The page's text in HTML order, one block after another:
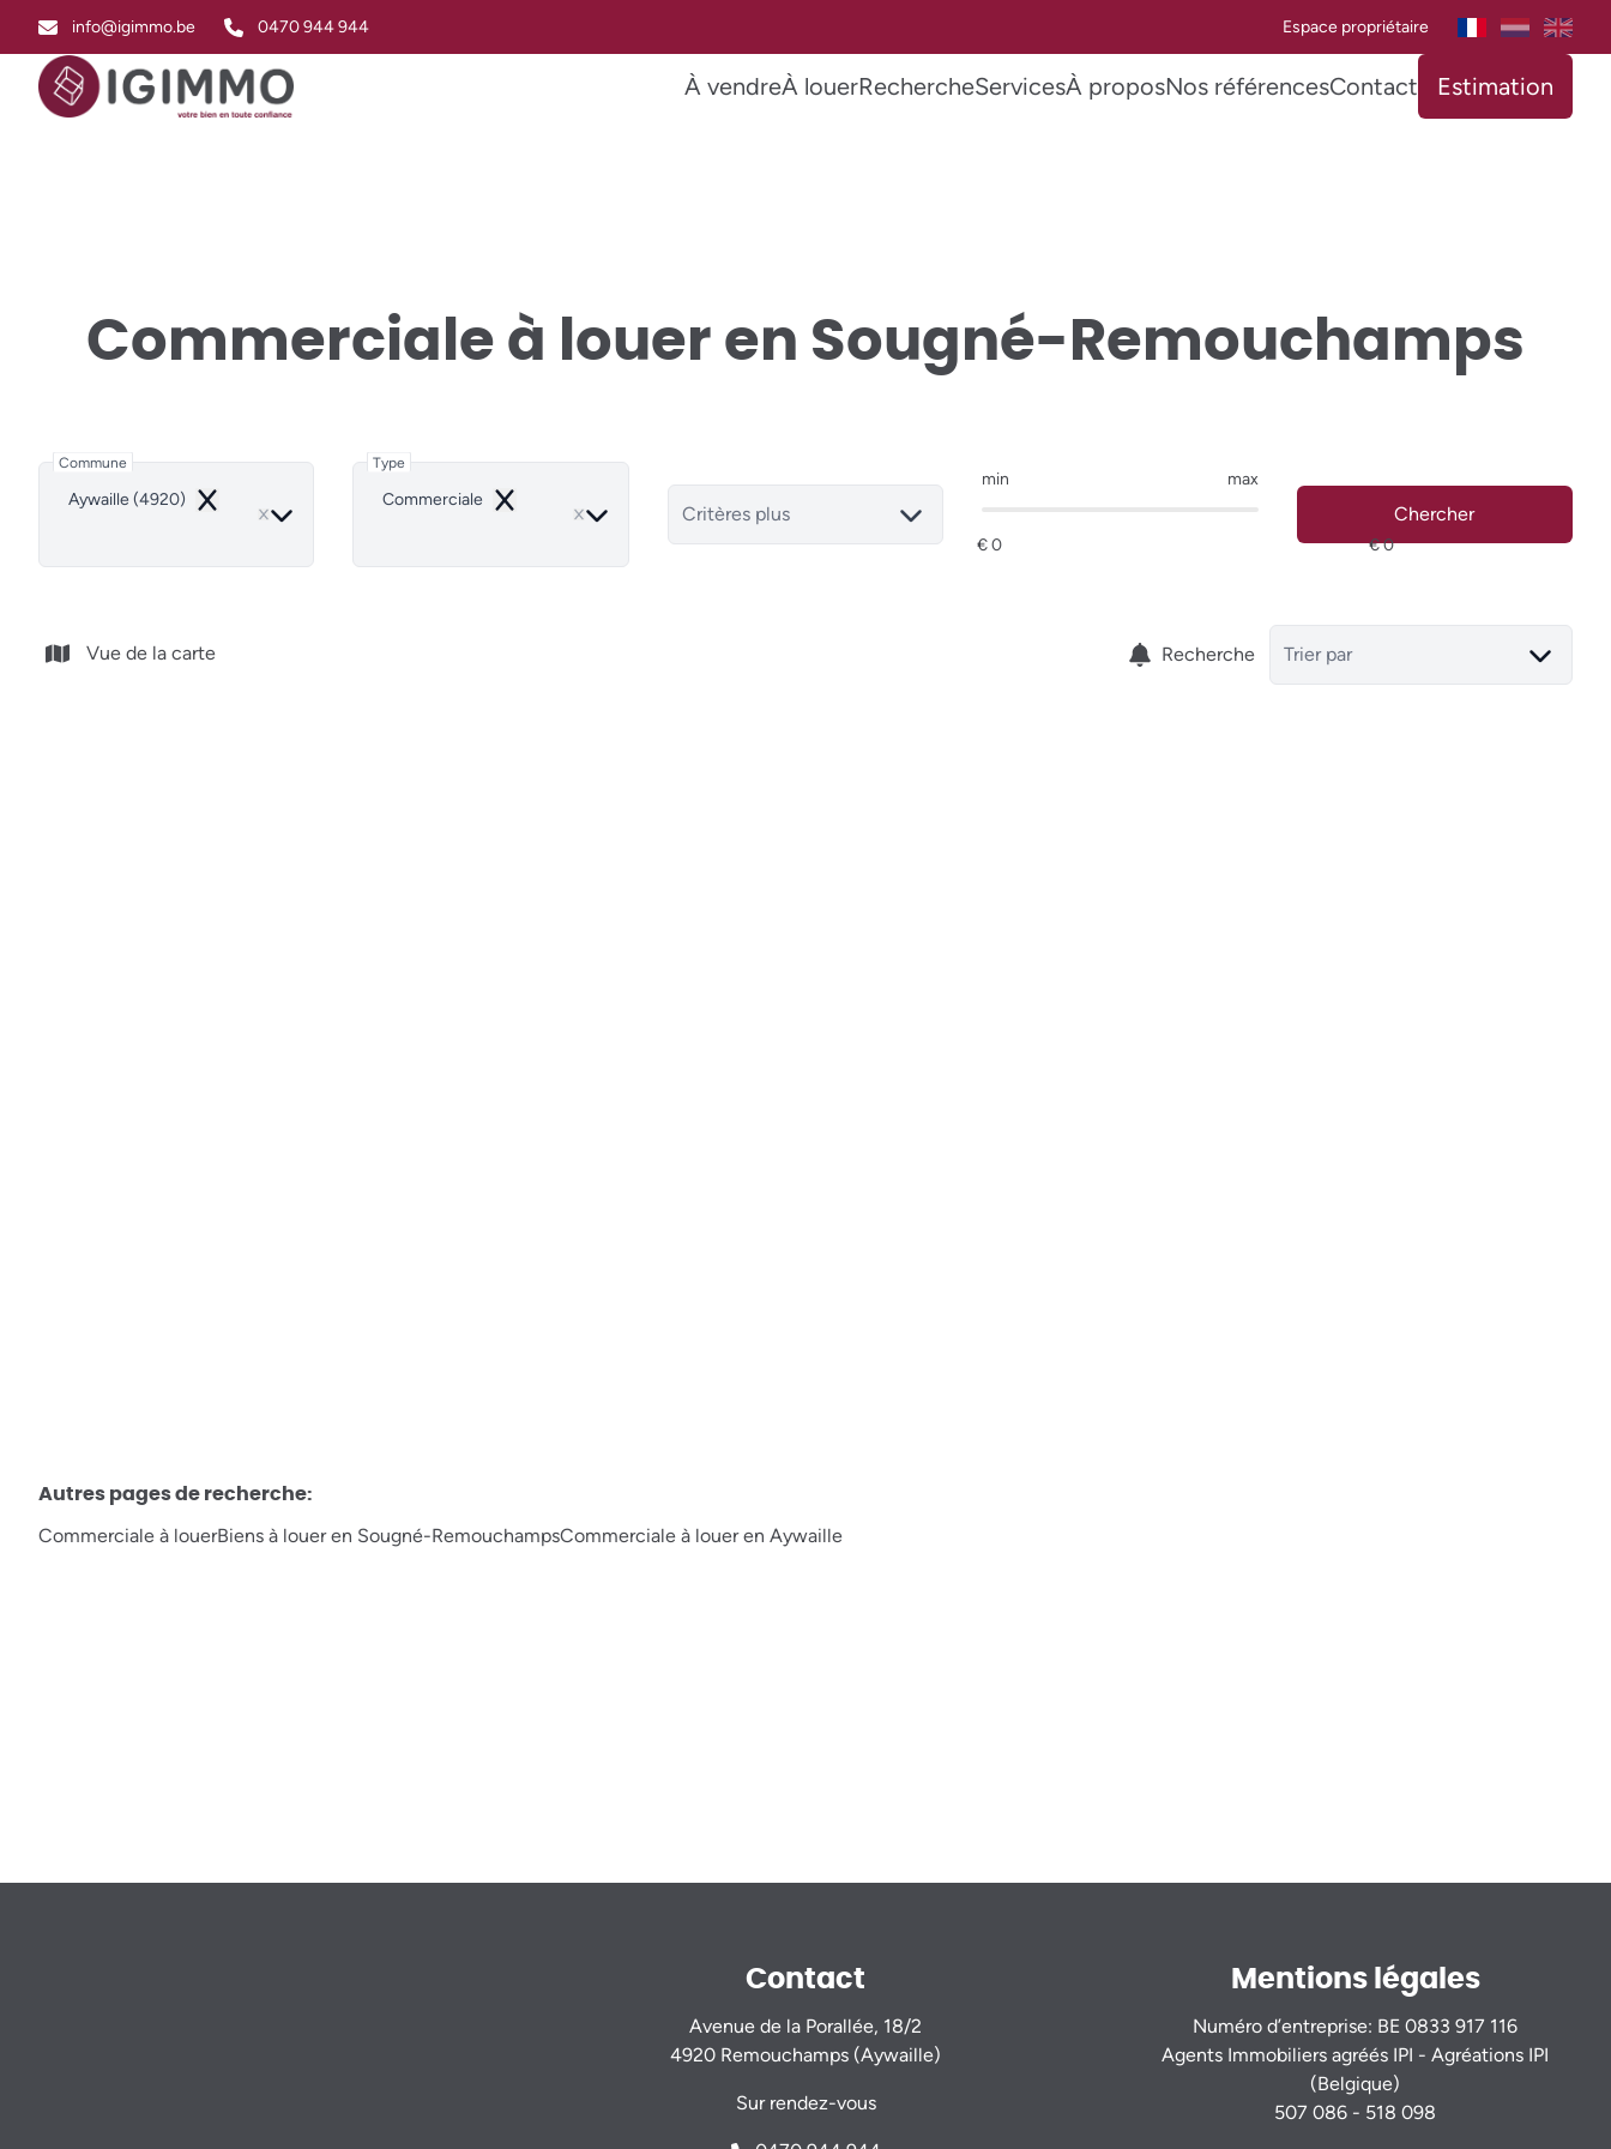
info@igimmo.be 0470 944 944 Espace propriétaire
À vendreÀ louerRechercheServicesÀ proposNos référencesContact Estimation
Commerciale à louer en Sougné-Remouchamps
Commune
Aywaille (4920)
Remove
Type
Commerciale
Remove Critères plus
min max
Chercher
Vue de la carte Recherche Trier par
Autres pages de recherche:
Commerciale à louerBiens à louer en Sougné-RemouchampsCommerciale à louer en Aywaille
Contact
Avenue de la Porallée, 18/2
4920 Remouchamps (Aywaille)
Sur rendez-vous
Mentions légales
Numéro d’entreprise: BE 0833 917 116
Agents Immobiliers agréés IPI - Agréations IPI
(Belgique)
507 086 - 518 098